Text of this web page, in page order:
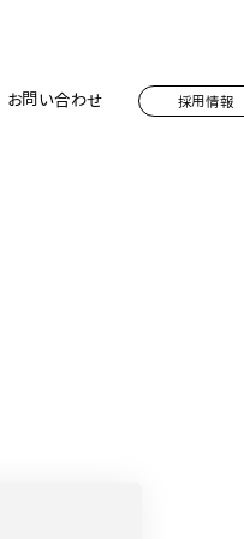
お問い合わせ 採用情報